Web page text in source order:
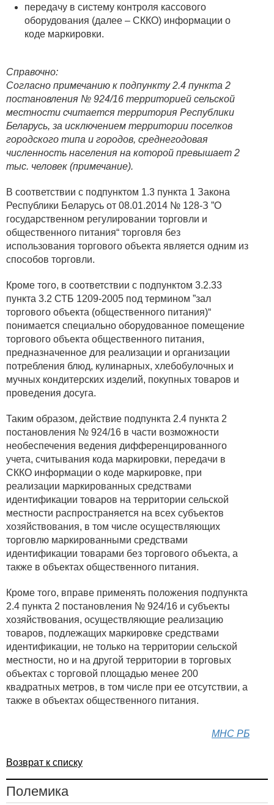
передачу в систему контроля кассового
оборудования (далее – СККО) информации о
коде маркировки.
Справочно:
Согласно примечанию к подпункту 2.4 пункта 2
постановления № 924/16 территорией сельской
местности считается территория Республики
Беларусь, за исключением территории поселков
городского типа и городов, среднегодовая
численность населения на которой превышает 2
тыс. человек (примечание).
В соответствии с подпунктом 1.3 пункта 1 Закона
Республики Беларусь от 08.01.2014 № 128-З ”О
государственном регулировании торговли и
общественного питания“ торговля без
использования торгового объекта является одним из
способов торговли.
Кроме того, в соответствии с подпунктом 3.2.33
пункта 3.2 СТБ 1209-2005 под термином ”зал
торгового объекта (общественного питания)“
понимается специально оборудованное помещение
торгового объекта общественного питания,
предназначенное для реализации и организации
потребления блюд, кулинарных, хлебобулочных и
мучных кондитерских изделий, покупных товаров и
проведения досуга.
Таким образом, действие подпункта 2.4 пункта 2
постановления № 924/16 в части возможности
необеспечения ведения дифференцированного
учета, считывания кода маркировки, передачи в
СККО информации о коде маркировке, при
реализации маркированных средствами
идентификации товаров на территории сельской
местности распространяется на всех субъектов
хозяйствования, в том числе осуществляющих
торговлю маркированными средствами
идентификации товарами без торгового объекта, а
также в объектах общественного питания.
Кроме того, вправе применять положения подпункта
2.4 пункта 2 постановления № 924/16 и субъекты
хозяйствования, осуществляющие реализацию
товаров, подлежащих маркировке средствами
идентификации, не только на территории сельской
местности, но и на другой территории в торговых
объектах с торговой площадью менее 200
квадратных метров, в том числе при ее отсутствии, а
также в объектах общественного питания.
МНС РБ
Возврат к списку
Полемика